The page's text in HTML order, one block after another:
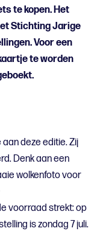
te kopen. Het
Stichting Jarige
Voor een
te worden
deze editie. Zij
Denk aan een
wolkenfoto voor
voorraad strekt: op
is zondag 7 juli.